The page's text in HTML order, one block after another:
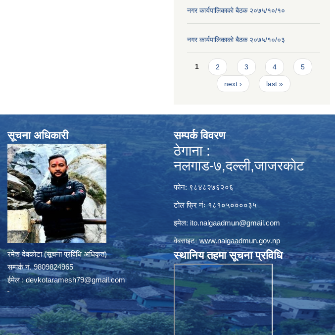
नगर कार्यपालिकाकाे बैठक २०७५/१०/१०
नगर कार्यपालिकाकाे बैठक २०७५/१०/०३
Pages
1 2 3 4 5
next › last »
सूचना अधिकारी
रमेश देवकोटा (सूचना प्रविधि अधिकृत)
सम्पर्क न‌ं. 9809824965
ईमेल :devkotaramesh79@gmail.com
सम्पर्क विवरण
ठेगाना :
नलगाड-७,दल्ली,जाजरकाेट
फोन: ९८४८२७६२०६
टोल फ्रि नंः १८१०५००००३५
इमेल: ito.nalgaadmun@gmail.com
वेबसाइटःwww.nalgaadmun.gov.np
स्थानिय तहमा सूचना प्रविधि